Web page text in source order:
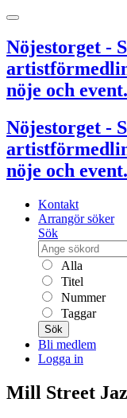
Nöjestorget -
nöje och event.
Nöjestorget -
nöje och event.
Kontakt
Arrangör söker
Sök
Alla
Titel
Nummer
Taggar
Sök
Bli medlem
Logga in
Mill Street